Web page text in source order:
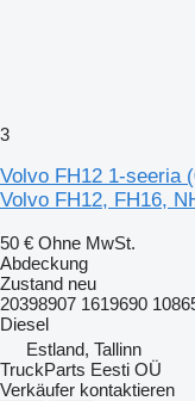
3
Volvo FH12 1-seeria
Volvo FH12, FH16,
50 € Ohne MwSt.
Abdeckung
Zustand neu
20398907 1619690
Diesel
Estland, Tallinn
TruckParts Eesti OÜ
Verkäufer kontaktieren